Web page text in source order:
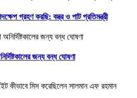
গ্রহণ করছি: বস্ত্র ও পাট প্রতিমন্ত্রী
জন্য বন্ধ ঘোষণা